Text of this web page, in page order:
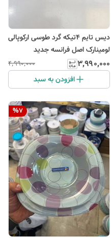
دیس تایم ۴تیکه گرد طوسی ارکوپالی
لومینارک اصل فرانسه جدید
۳٬۹۹۰٬۰۰۰ ۴٬۹۹۰٬۰۰۰
افزودن به سبد
%7